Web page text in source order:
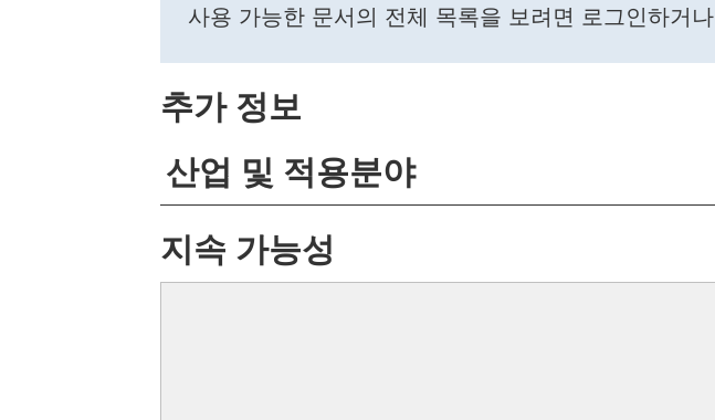
사용 가능한 문서의 전체 목록을 보려면 로그인하거나
추가 정보
산업 및 적용분야
지속 가능성